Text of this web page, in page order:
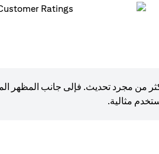
من مجرد تحديث. فإلى جانب المظهر
مثالية.